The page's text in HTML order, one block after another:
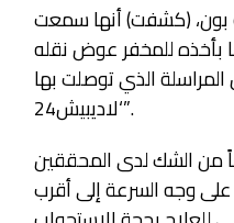
بون، (كشفت) أنها سمعت
بأخذه للمخفر عوض نقله
الذي توصلت بها
‘لاديبيش24”.
من الشك لدى المحققين
وجه السرعة إلى أقرب